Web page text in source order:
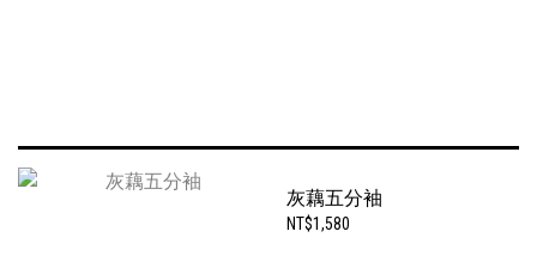
灰藕五分袖
NT$1,580